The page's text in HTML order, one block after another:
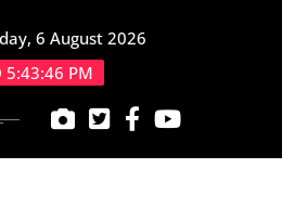
6 August 2026
5:43:47 PM